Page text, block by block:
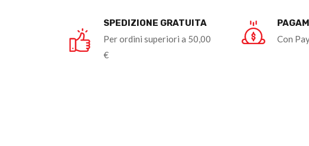
SPEDIZIONE GRATUITA
Per ordini superiori a 50,00
€
Con